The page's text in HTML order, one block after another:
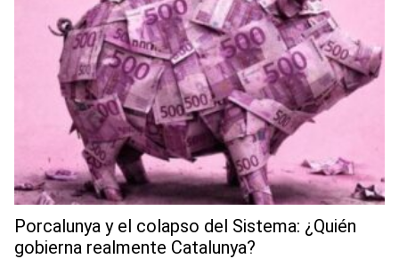
Porcalunya y el colapso del Sistema: ¿Quién
gobierna realmente Catalunya?